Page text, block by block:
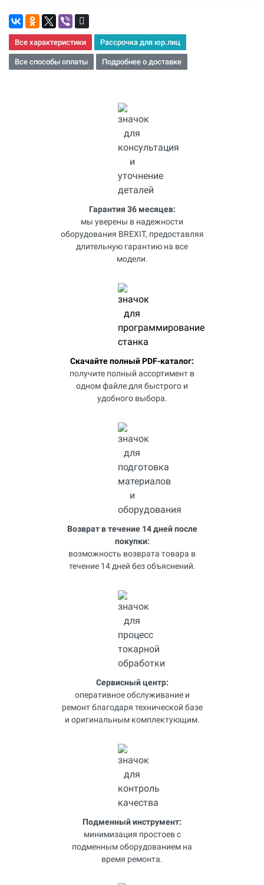
Все характеристики Рассрочка для юр.лиц
Все способы оплаты Подробнее о доставке
Гарантия 36 месяцев:
мы уверены в надежности
оборудования BREXIT, предоставляя
длительную гарантию на все
модели.
Скачайте полный PDF-каталог:
получите полный ассортимент в
одном файле для быстрого и
удобного выбора.
Возврат в течение 14 дней после
покупки:
возможность возврата товара в
течение 14 дней без объяснений.
Сервисный центр:
оперативное обслуживание и
ремонт благодаря технической базе
и оригинальным комплектующим.
Подменный инструмент:
минимизация простоев с
подменным оборудованием на
время ремонта.